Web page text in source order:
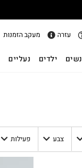
עזרה מעקב הזמנות
נשים ילדים נעליים
צבע פעילות